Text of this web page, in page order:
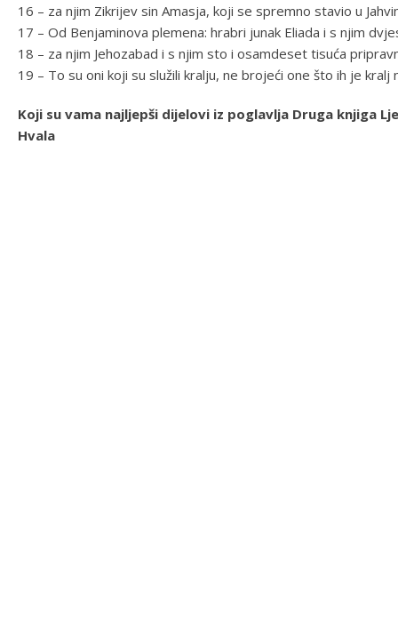
16 – za njim Zikrijev sin Amasja, koji se spremno stavio u
17 – Od Benjaminova plemena: hrabri junak Eliada i s njim
18 – za njim Jehozabad i s njim sto i osamdeset tisuća
19 – To su oni koji su služili kralju, ne brojeći one što ih je
Koji su vama najljepši dijelovi iz poglavlja Druga knjiga
Hvala